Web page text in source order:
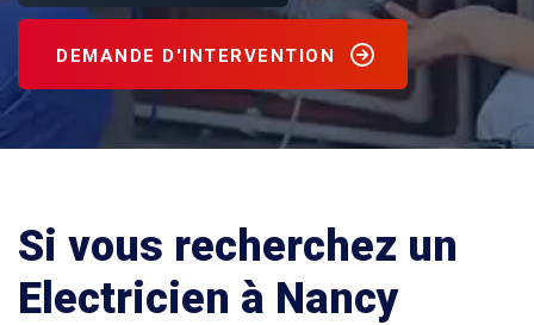
DEMANDE D'INTERVENTION
Si vous recherchez un
Electricien à Nancy